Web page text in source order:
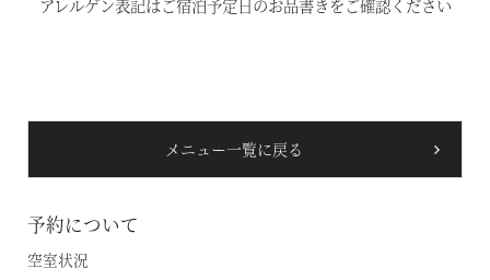
お知らせ
ただいま日和
アレルゲン表記はご宿泊予定日のお品書きをご確認ください
メニュー一覧に戻る
予約について
空室状況